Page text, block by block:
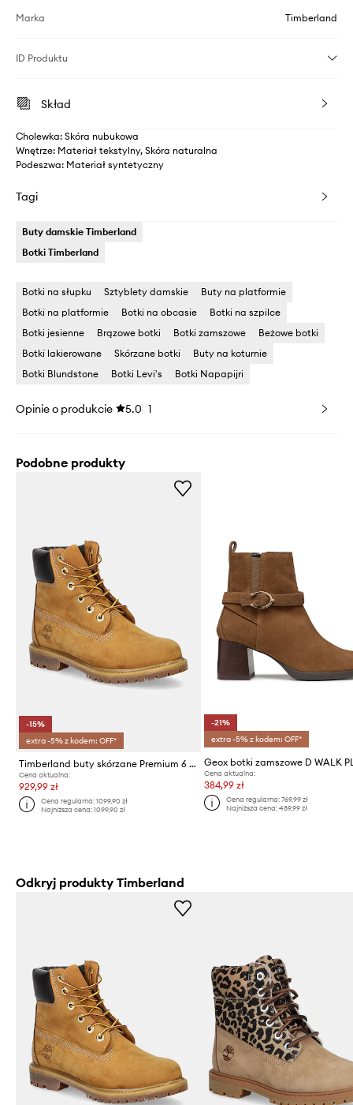
Marka Timberland
ID Produktu
Skład
Cholewka: Skóra nubukowa
Wnętrze: Materiał tekstylny, Skóra naturalna
Podeszwa: Materiał syntetyczny
Tagi
Buty damskie Timberland
Botki Timberland
Botki na słupku Sztyblety damskie
Buty na platformie
Botki na platformie
Botki na obcasie
Botki na szpilce
Botki jesienne
Brązowe botki Botki zamszowe
Beżowe botki
Botki lakierowane
Skórzane botki
Buty na koturnie
Botki Blundstone
Botki Levi's Botki Napapijri
Opinie o produkcie 5.0 1
Podobne produkty
-15%
extra -5% z kodem: OFF*
Timberland buty skórzane Premium 6 Inch
Cena aktualna:
929,99 zł
Cena regularna:1099,90 zł
Najniższa cena:1099,90 zł
-21%
extra -5% z kodem: OFF*
Cena aktualna:
384,99 zł
Cena regularna: 769,99 zł
Najniższa cena: 489,99 zł
Odkryj produkty Timberland